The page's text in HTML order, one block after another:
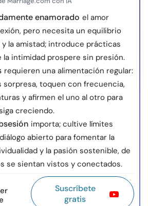
enamorado el amor
pero necesita un equilibrio
y la amistad; introduce prácticas
la intimidad prospere sin presión.
requieren una alimentación regular:
sorpresa, toquen con frecuencia,
y afirmen el uno al otro para
creciendo.
importa; cultive límites
abierto para fomentar la
y la pasión sostenible, de
se sientan vistos y conectados.
Suscríbete
gratis